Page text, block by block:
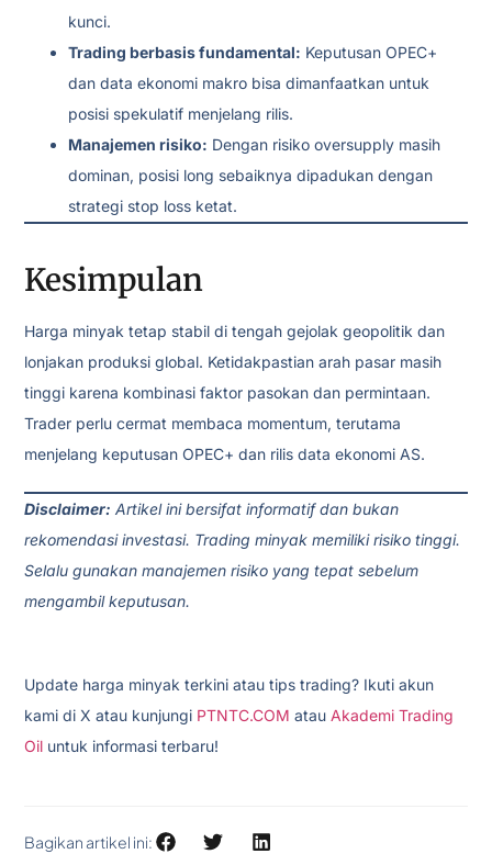
kunci.
Trading berbasis fundamental: Keputusan OPEC+
dan data ekonomi makro bisa dimanfaatkan untuk
posisi spekulatif menjelang rilis.
Manajemen risiko: Dengan risiko oversupply masih
dominan, posisi long sebaiknya dipadukan dengan
strategi stop loss ketat.
Kesimpulan
Harga minyak tetap stabil di tengah gejolak geopolitik dan
lonjakan produksi global. Ketidakpastian arah pasar masih
tinggi karena kombinasi faktor pasokan dan permintaan.
Trader perlu cermat membaca momentum, terutama
menjelang keputusan OPEC+ dan rilis data ekonomi AS.
Disclaimer: Artikel ini bersifat informatif dan bukan
rekomendasi investasi. Trading minyak memiliki risiko tinggi.
Selalu gunakan manajemen risiko yang tepat sebelum
mengambil keputusan.
Update harga minyak terkini atau tips trading? Ikuti akun
kami di X atau kunjungi PTNTC.COM atau Akademi Trading
Oil untuk informasi terbaru!
Bagikan artikel ini: